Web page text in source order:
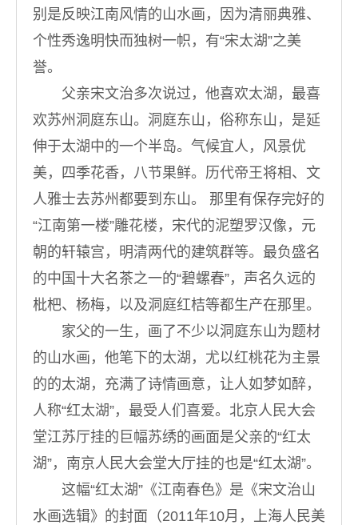
别是反映江南风情的山水画，因为清丽典雅、
个性秀逸明快而独树一帜，有“宋太湖”之美
誉。
父亲宋文治多次说过，他喜欢太湖，最喜
欢苏州洞庭东山。洞庭东山，俗称东山，是延
伸于太湖中的一个半岛。气候宜人，风景优
美，四季花香，八节果鲜。历代帝王将相、文
人雅士去苏州都要到东山。 那里有保存完好的
“江南第一楼”雕花楼，宋代的泥塑罗汉像，元
朝的轩辕宫，明清两代的建筑群等。最负盛名
的中国十大名茶之一的“碧螺春”，声名久远的
枇杷、杨梅，以及洞庭红桔等都生产在那里。
家父的一生，画了不少以洞庭东山为题材
的山水画，他笔下的太湖，尤以红桃花为主景
的的太湖，充满了诗情画意，让人如梦如醉，
人称“红太湖”，最受人们喜爱。北京人民大会
堂江苏厅挂的巨幅苏绣的画面是父亲的“红太
湖”，南京人民大会堂大厅挂的也是“红太湖”。
这幅“红太湖”《江南春色》是《宋文治山
水画选辑》的封面（2011年10月，上海人民美